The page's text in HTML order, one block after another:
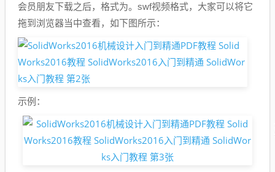
会员朋友下载之后，格式为。swf视频格式，大家可以将它
拖到浏览器当中查看，如下图所示：
示例：